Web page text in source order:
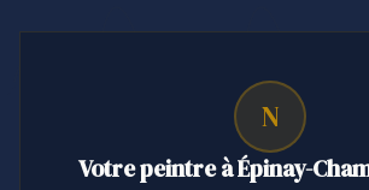
N
Votre peintre à Épinay-